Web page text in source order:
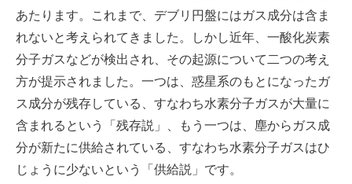
あたります。これまで、デブリ円盤にはガス成分は含ま
れないと考えられてきました。しかし近年、一酸化炭素
分子ガスなどが検出され、その起源について二つの考え
方が提示されました。一つは、惑星系のもとになったガ
ス成分が残存している、すなわち水素分子ガスが大量に
含まれるという「残存説」、もう一つは、塵からガス成
分が新たに供給されている、すなわち水素分子ガスはひ
じょうに少ないという「供給説」です。